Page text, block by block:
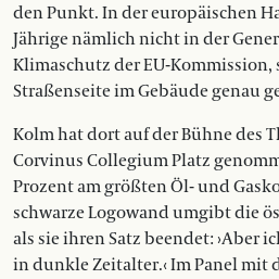
den Punkt. In der europäischen
Jährige nämlich nicht in der
Klimaschutz der EU-
Straßenseite im Gebäude genau
Kolm hat dort auf der Bühne des
Corvinus Collegium Platz
Prozent am größten Öl- und
schwarze Logowand umgibt die
als sie ihren Satz beendet: ›Aber
in dunkle Zeitalter.‹ Im Panel mit